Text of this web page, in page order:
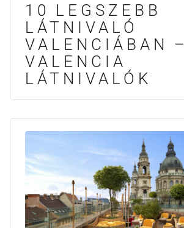
10 LEGSZEBB
LÁTNIVALÓ
VALENCIÁBAN –
VALENCIA
LÁTNIVALÓK